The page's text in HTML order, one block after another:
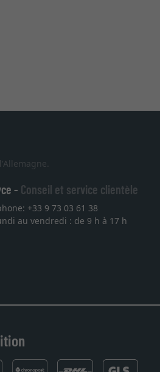
- Conseil et service clientèle
+33 9 73 03 61 38
au vendredi : de 9 h à 17 h